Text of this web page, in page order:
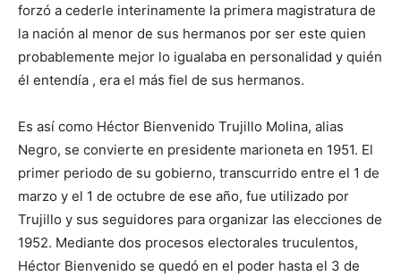
forzó a cederle interinamente la primera magistratura de
la nación al menor de sus hermanos por ser este quien
probablemente mejor lo igualaba en personalidad y quién
él entendía , era el más fiel de sus hermanos.
Es así como Héctor Bienvenido Trujillo Molina, alias
Negro, se convierte en presidente marioneta en 1951. El
primer periodo de su gobierno, transcurrido entre el 1 de
marzo y el 1 de octubre de ese año, fue utilizado por
Trujillo y sus seguidores para organizar las elecciones de
1952. Mediante dos procesos electorales truculentos,
Héctor Bienvenido se quedó en el poder hasta el 3 de